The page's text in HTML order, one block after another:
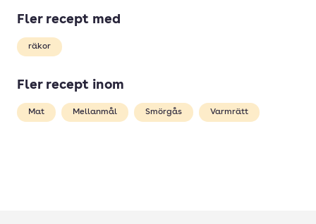
Fler recept med
räkor
Fler recept inom
Mat Mellanmål Smörgås Varmrätt